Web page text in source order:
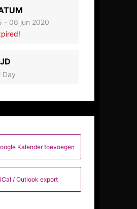
- 06 jun 2020
Day
Kalender toevoegen
/ Outlook export